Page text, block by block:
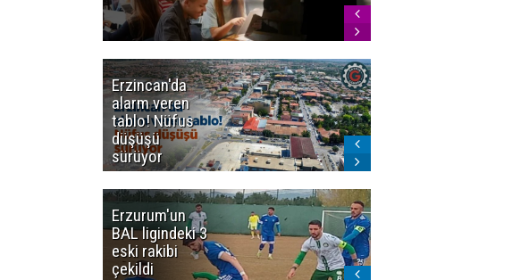
Erzincan'da
alarm veren
tablo! Nüfus
düşüşü
sürüyor
Erzurum'un
BAL ligindeki 3
eski rakibi
çekildi